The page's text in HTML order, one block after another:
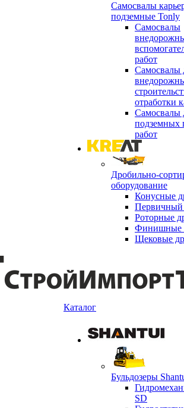
Самосвалы
подземные Tonly
Самосвалы
работ
Самосвалы
отработки
Самосвалы
подземных
работ
Дробильно-
оборудование
Конусные
Первичный
Роторные
Финишные
Щековые
Каталог
Бульдозеры
SD